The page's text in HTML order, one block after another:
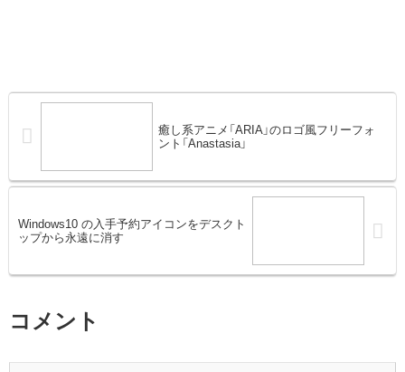
癒し系アニメ「ARIA」のロゴ風フリーフォ
ント「Anastasia」
Windows10 の入手予約アイコンをデスクト
ップから永遠に消す
コメント